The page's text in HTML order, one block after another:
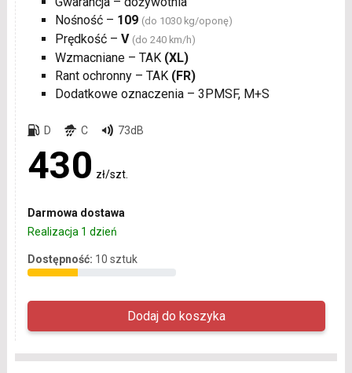
Nośność – 109 (do 1030 kg/oponę)
Prędkość – V (do 240 km/h)
Wzmacniane – TAK (XL)
Rant ochronny – TAK (FR)
Dodatkowe oznaczenia – 3PMSF, M+S
D C 73dB
430 zł/szt.
Darmowa dostawa
Realizacja 1 dzień
Dostępność: 10 sztuk